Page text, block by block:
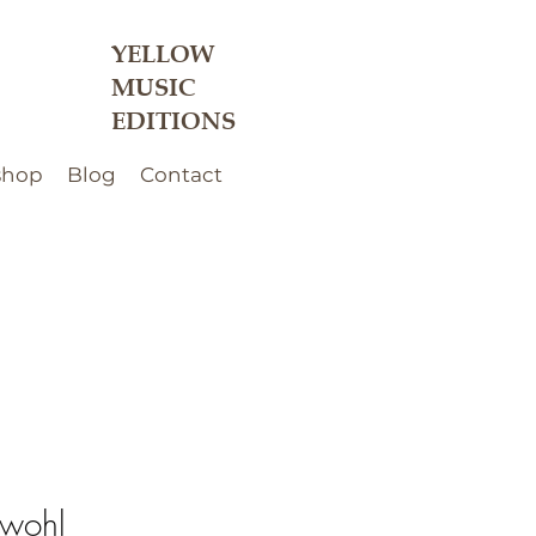
YELLOW
MUSIC
EDITIONS
Blog Contact